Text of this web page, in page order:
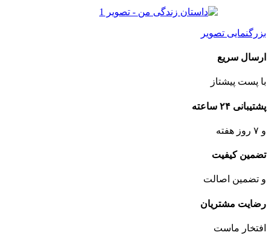
بزرگنمایی تصویر
ارسال سریع
با پست پیشتاز
پشتیبانی ۲۴ ساعته
و ۷ روز هفته
تضمین کیفیت
و تضمین اصالت
رضایت مشتریان
افتخار ماست